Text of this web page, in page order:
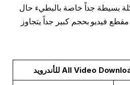
بسيطة جداً خاصة بالبطيء حال
فيديو بحجم كبير جداً يتجاوز